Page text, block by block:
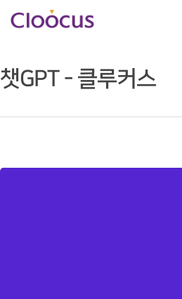
Hit enter to search or ESC to close
챗GPT - 클루커스